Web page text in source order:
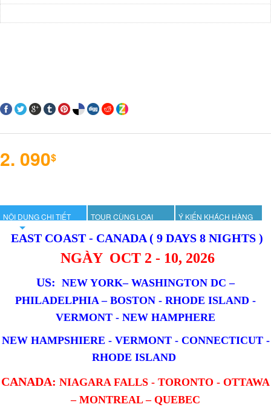
2. 090$
NỘI DUNG CHI TIẾT TOUR CÙNG LOẠI Ý KIẾN KHÁCH HÀNG
EAST COAST - CANADA ( 9 DAYS 8 NIGHTS )
NGÀY OCT 2 - 10, 2026
US: NEW YORK– WASHINGTON DC –
PHILADELPHIA – BOSTON - RHODE ISLAND -
VERMONT - NEW HAMPHERE
NEW HAMPSHIERE - VERMONT - CONNECTICUT -
RHODE ISLAND
CANADA: NIAGARA FALLS - TORONTO - OTTAWA
– MONTREAL – QUEBEC